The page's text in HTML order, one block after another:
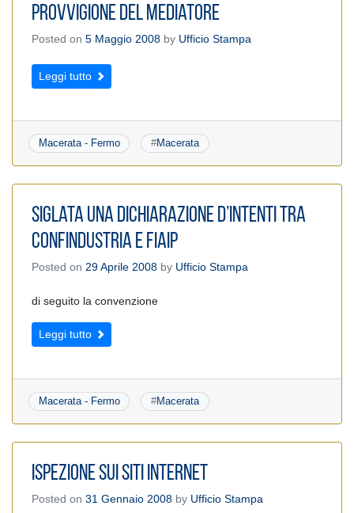
provvigione del mediatore
Posted on 5 Maggio 2008 by Ufficio Stampa
Leggi tutto
Macerata - Fermo #Macerata
Siglata una Dichiarazione d’Intenti tra
Confindustria e FIAIP
Posted on 29 Aprile 2008 by Ufficio Stampa
di seguito la convenzione
Leggi tutto
Macerata - Fermo #Macerata
Ispezione sui siti internet
Posted on 31 Gennaio 2008 by Ufficio Stampa